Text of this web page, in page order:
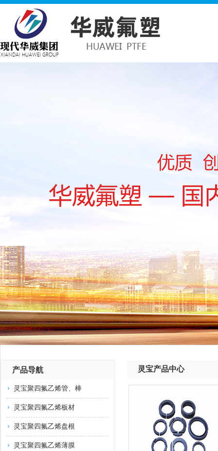
产品导航
灵宝聚四氟乙烯管、棒
灵宝聚四氟乙烯板材
灵宝聚四氟乙烯盘根
灵宝聚四氟乙烯薄膜
灵宝产品中心